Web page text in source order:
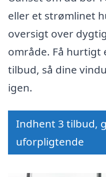
eller et strømlinet
oversigt over
område. Få
tilbud, så dine
igen.
Indhent 3 tilbud,
uforpligtende